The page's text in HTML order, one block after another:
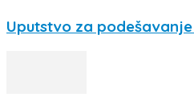
Uputstvo za